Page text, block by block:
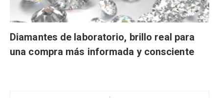
Diamantes de laboratorio, brillo real para
una compra más informada y consciente